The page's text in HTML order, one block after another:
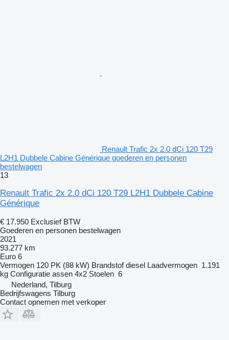
Renault Trafic 2x 2.0 dCi 120 T29
L2H1 Dubbele Cabine Générique goederen en personen
bestelwagen
13
Renault Trafic 2x 2.0 dCi 120 T29 L2H1 Dubbele Cabine
Générique
€ 17.950 Exclusief BTW
Goederen en personen bestelwagen
2021
93.277 km
Euro 6
Vermogen 120 PK (88 kW) Brandstof diesel Laadvermogen 1.191
kg Configuratie assen 4x2 Stoelen 6
Nederland, Tilburg
Bedrijfswagens Tilburg
Contact opnemen met verkoper